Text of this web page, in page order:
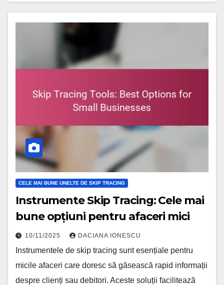
CELE MAI BUNE UNELTE DE SKIP TRACING
Instrumente Skip Tracing: Cele mai
bune opțiuni pentru afaceri mici
10/11/2025 DACIANA IONESCU
Instrumentele de skip tracing sunt esențiale pentru
micile afaceri care doresc să găsească rapid informații
despre clienți sau debitori. Aceste soluții facilitează